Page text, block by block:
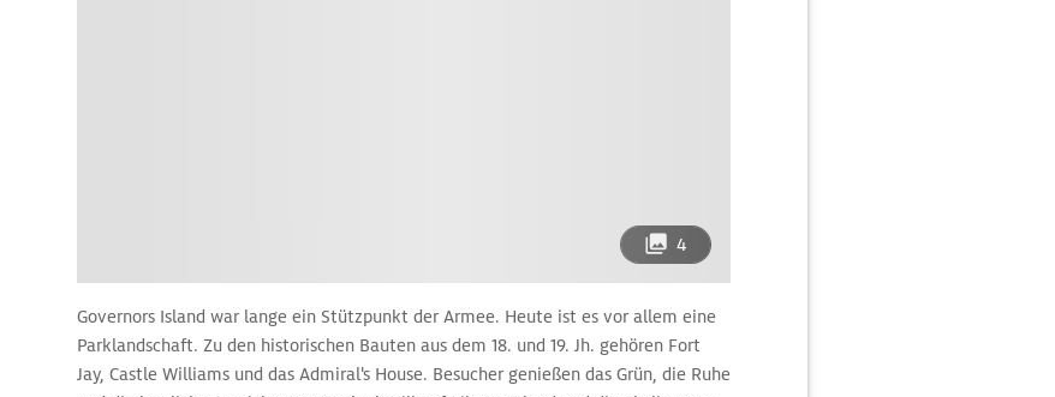
4
Governors Island war lange ein Stützpunkt der Armee. Heute ist es vor allem eine
Parklandschaft. Zu den historischen Bauten aus dem 18. und 19. Jh. gehören Fort
Jay, Castle Williams und das Admiral's House. Besucher genießen das Grün, die Ruhe